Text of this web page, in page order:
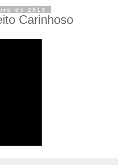
de 2013
Carinhoso